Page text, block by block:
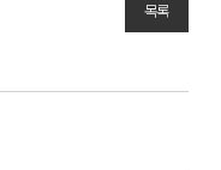
목록